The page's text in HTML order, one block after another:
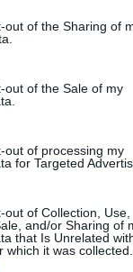
out of the Sharing of
out of the Sale of my
out of processing my
for Targeted
out of Collection, Use,
and/or Sharing of
that Is Unrelated
which it was collected.
sújtja